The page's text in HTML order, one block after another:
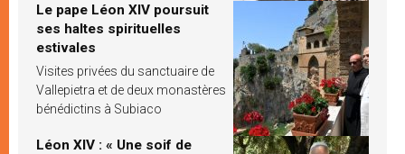
Le pape Léon XIV poursuit
ses haltes spirituelles
estivales
Visites privées du sanctuaire de
Vallepietra et de deux monastères
bénédictins à Subiaco
Léon XIV : « Une soif de